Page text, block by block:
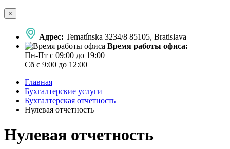
×
Адрес: Tematínska 3234/8 85105, Bratislava
Время работы офиса:
Пн-Пт с 09:00 до 19:00
Сб с 9:00 до 12:00
Главная
Бухгалтерские услуги
Бухгалтерская отчетность
Нулевая отчетность
Нулевая отчетность